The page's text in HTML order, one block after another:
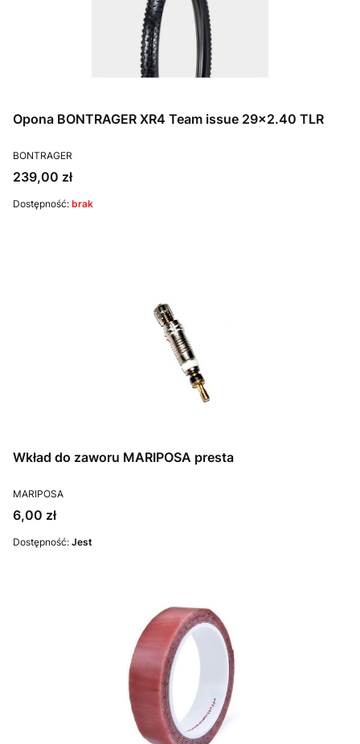
Opona BONTRAGER XR4 Team issue 29x2.40 TLR
PRODUCENT
BONTRAGER
Cena
239,00 zł
Dostępność: brak
Wkład do zaworu MARIPOSA presta
PRODUCENT
MARIPOSA
Cena
6,00 zł
Dostępność: Jest